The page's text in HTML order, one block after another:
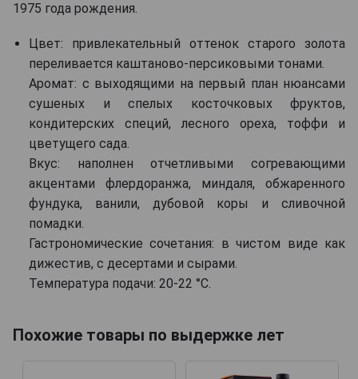
1975 года рождения.
Цвет: привлекательный оттенок старого золота
переливается каштаново-персиковыми тонами.
Аромат: с выходящими на первый план нюансами
сушеных и спелых косточковых фруктов,
кондитерских специй, лесного ореха, тоффи и
цветущего сада.
Вкус: наполнен отчетливыми согревающими
акцентами флердоранжа, миндаля, обжаренного
фундука, ванили, дубовой коры и сливочной
помадки.
Гастрономические сочетания: в чистом виде как
дижестив, с десертами и сырами.
Температура подачи: 20-22 °С.
Похожие товары по выдержке лет